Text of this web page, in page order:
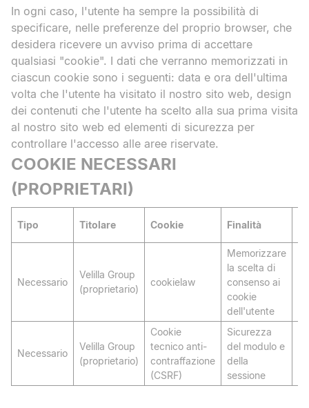
In ogni caso, l'utente ha sempre la possibilità di
specificare, nelle preferenze del proprio browser, che
desidera ricevere un avviso prima di accettare
qualsiasi "cookie". I dati che verranno memorizzati in
ciascun cookie sono i seguenti: data e ora dell'ultima
volta che l'utente ha visitato il nostro sito web, design
dei contenuti che l'utente ha scelto alla sua prima visita
al nostro sito web ed elementi di sicurezza per
controllare l'accesso alle aree riservate.
COOKIE NECESSARI
(PROPRIETARI)
Tipo Titolare Cookie Finalità
Necessario
Velilla Group
(proprietario)
cookielaw
Memorizzare
la scelta di
consenso ai
cookie
dell'utente
Necessario
Velilla Group
(proprietario)
Cookie
tecnico anti-
contraffazione
(CSRF)
Sicurezza
del modulo e
della
sessione